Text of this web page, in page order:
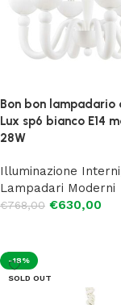
Bon bon lampadario
Lux sp6 bianco E14
28W
Illuminazione Interni
Lampadari Moderni
€768,00 €630,00
-18%
SOLD OUT